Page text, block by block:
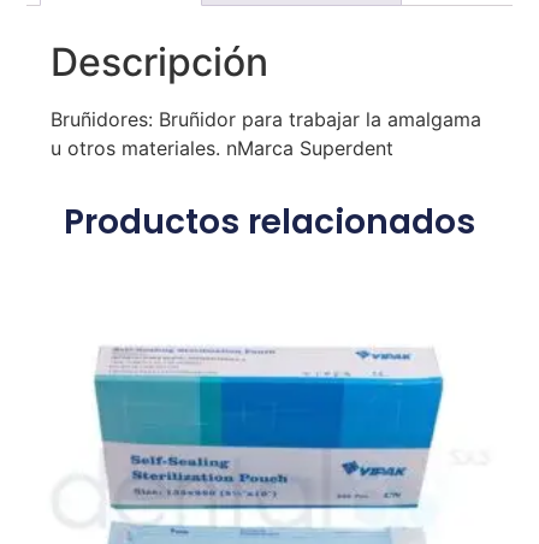
Descripción
Bruñidores: Bruñidor para trabajar la amalgama
u otros materiales. nMarca Superdent
Productos relacionados